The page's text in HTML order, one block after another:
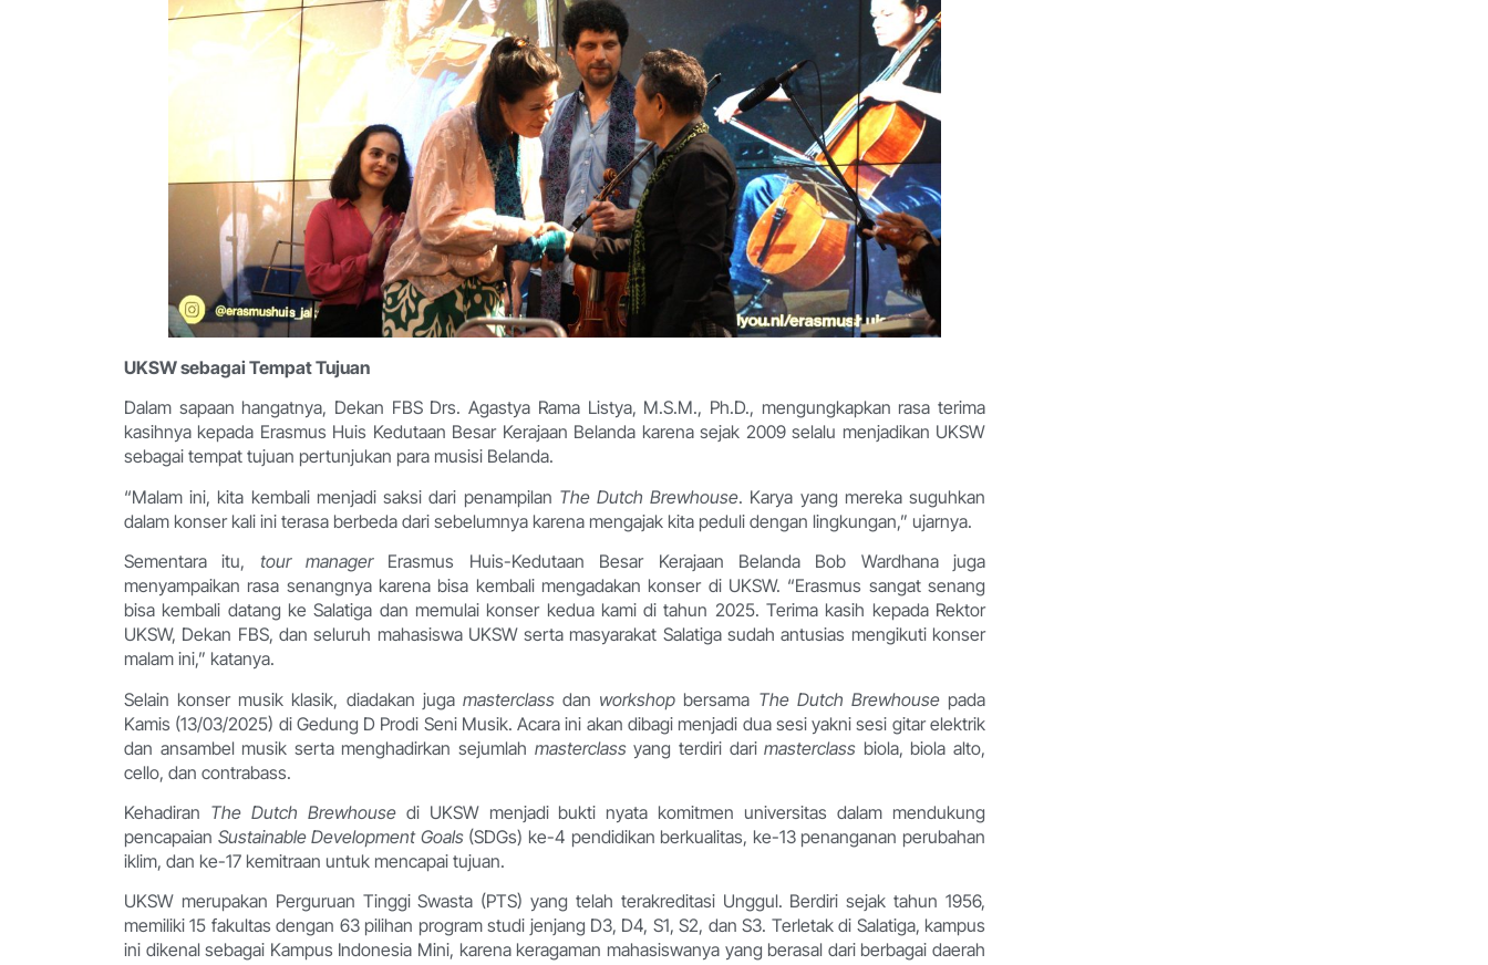
UKSW sebagai Tempat Tujuan
Dalam sapaan hangatnya, Dekan FBS Drs. Agastya Rama Listya, M.S.M., Ph.D., mengungkapkan rasa terima
kasihnya kepada Erasmus Huis Kedutaan Besar Kerajaan Belanda karena sejak 2009 selalu menjadikan UKSW
sebagai tempat tujuan pertunjukan para musisi Belanda.
“Malam ini, kita kembali menjadi saksi dari penampilan The Dutch Brewhouse. Karya yang mereka suguhkan
dalam konser kali ini terasa berbeda dari sebelumnya karena mengajak kita peduli dengan lingkungan,” ujarnya.
Sementara itu, tour manager Erasmus Huis-Kedutaan Besar Kerajaan Belanda Bob Wardhana juga
menyampaikan rasa senangnya karena bisa kembali mengadakan konser di UKSW. “Erasmus sangat senang
bisa kembali datang ke Salatiga dan memulai konser kedua kami di tahun 2025. Terima kasih kepada Rektor
UKSW, Dekan FBS, dan seluruh mahasiswa UKSW serta masyarakat Salatiga sudah antusias mengikuti konser
malam ini,” katanya.
Selain konser musik klasik, diadakan juga masterclassdan workshop bersama The Dutch Brewhousepada
Kamis (13/03/2025) di Gedung D Prodi Seni Musik. Acara ini akan dibagi menjadi dua sesi yakni sesi gitar elektrik
dan ansambel musik serta menghadirkan sejumlah masterclassyang terdiri darimasterclass biola, biola alto,
cello, dan contrabass.
Kehadiran The Dutch Brewhousedi UKSW menjadi bukti nyata komitmen universitas dalam mendukung
pencapaian Sustainable Development Goals(SDGs) ke-4 pendidikan berkualitas, ke-13 penanganan perubahan
iklim, dan ke-17 kemitraan untuk mencapai tujuan.
UKSW merupakan Perguruan Tinggi Swasta (PTS) yang telah terakreditasi Unggul. Berdiri sejak tahun 1956,
memiliki 15 fakultas dengan 63 pilihan program studi jenjang D3, D4, S1, S2, dan S3. Terletak di Salatiga, kampus
ini dikenal sebagai Kampus Indonesia Mini, karena keragaman mahasiswanya yang berasal dari berbagai daerah